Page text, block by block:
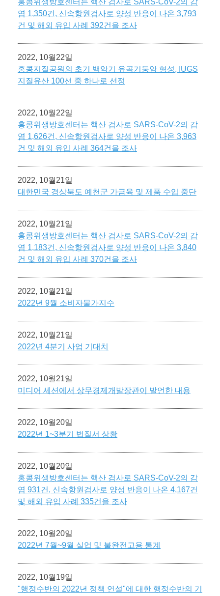
홍콩위생방호센터는 핵산 검사로 SARS-CoV-2의 감
염 1,350건, 신속항원검사로 양성 반응이 나온 3,793
건 및 해외 유입 사례 392건을 조사
2022, 10월22일
홍콩지질공원의 초기 백악기 유곡기둥암 형성, IUGS
지질유산 100선 중 하나로 선정
2022, 10월22일
홍콩위생방호센터는 핵산 검사로 SARS-CoV-2의 감
염 1,626건, 신속항원검사로 양성 반응이 나온 3,963
건 및 해외 유입 사례 364건을 조사
2022, 10월21일
대한민국 경상북도 예천군 가금육 및 제품 수입 중단
2022, 10월21일
홍콩위생방호센터는 핵산 검사로 SARS-CoV-2의 감
염 1,183건, 신속항원검사로 양성 반응이 나온 3,840
건 및 해외 유입 사례 370건을 조사
2022, 10월21일
2022년 9월 소비자물가지수
2022, 10월21일
2022년 4분기 사업 기대치
2022, 10월21일
미디어 세션에서 상무경제개발장관이 발언한 내용
2022, 10월20일
2022년 1~3분기 법질서 상황
2022, 10월20일
홍콩위생방호센터는 핵산 검사로 SARS-CoV-2의 감
염 931건, 신속항원검사로 양성 반응이 나온 4,167건
및 해외 유입 사례 335건을 조사
2022, 10월20일
2022년 7월~9월 실업 및 불완전고용 통계
2022, 10월19일
"행정수반의 2022년 정책 연설"에 대한 행정수반의 기